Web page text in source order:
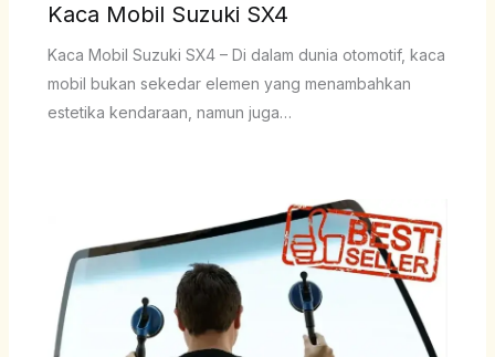
Kaca Mobil Suzuki SX4
Kaca Mobil Suzuki SX4 – Di dalam dunia otomotif, kaca
mobil bukan sekedar elemen yang menambahkan
estetika kendaraan, namun juga…